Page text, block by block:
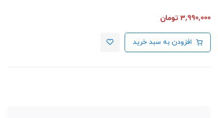
3,990,000 تومان
افزودن به سبد خرید